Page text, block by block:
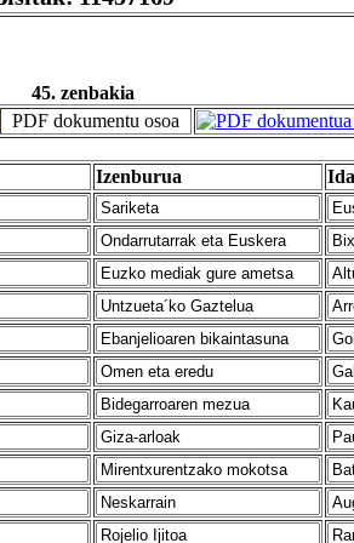
45. zenbakia
PDF dokumentu osoa
Izenburua